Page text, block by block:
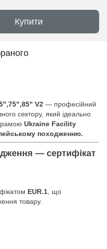
Купити
V2 — професійний
сектору, який ідеально
Ukraine Facility
походженню.
— сертифікат
EUR.1 , що
товару.